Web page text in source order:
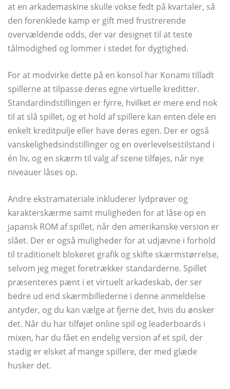
at en arkademaskine skulle vokse fedt på kvartaler, så
den forenklede kamp er gift med frustrerende
overvældende odds, der var designet til at teste
tålmodighed og lommer i stedet for dygtighed.
For at modvirke dette på en konsol har Konami tilladt
spillerne at tilpasse deres egne virtuelle kreditter.
Standardindstillingen er fyrre, hvilket er mere end nok
til at slå spillet, og et hold af spillere kan enten dele en
enkelt kreditpulje eller have deres egen. Der er også
vanskelighedsindstillinger og en overlevelsestilstand i
én liv, og en skærm til valg af scene tilføjes, når nye
niveauer låses op.
Andre ekstramateriale inkluderer lydprøver og
karakterskærme samt muligheden for at låse op en
japansk ROM af spillet, når den amerikanske version er
slået. Der er også muligheder for at udjævne i forhold
til traditionelt blokeret grafik og skifte skærmstørrelse,
selvom jeg meget foretrækker standarderne. Spillet
præsenteres pænt i et virtuelt arkadeskab, der ser
bedre ud end skærmbillederne i denne anmeldelse
antyder, og du kan vælge at fjerne det, hvis du ønsker
det. Når du har tilføjet online spil og leaderboards i
mixen, har du fået en endelig version af et spil, der
stadig er elsket af mange spillere, der med glæde
husker det.